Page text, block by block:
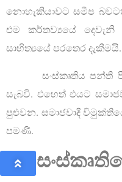
නොහැකියාවට සමීප
එම කර්තව්‍යයේ
සාහිත්‍යයේ පරතෙර දැකීමයි.
සංස්කෘතිය පන්ති
සැබවි. එහෙත් එයට
පුළුවන. සමාජවාදී
පමණි.
අප